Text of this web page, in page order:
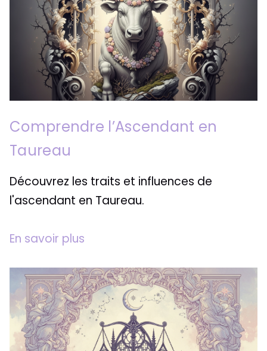
Comprendre l’Ascendant en
Taureau
Découvrez les traits et influences de
l'ascendant en Taureau.
En savoir plus